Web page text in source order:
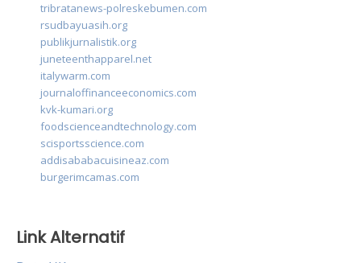
tribratanews-polreskebumen.com
rsudbayuasih.org
publikjurnalistik.org
juneteenthapparel.net
italywarm.com
journaloffinanceeconomics.com
kvk-kumari.org
foodscienceandtechnology.com
scisportsscience.com
addisababacuisineaz.com
burgerimcamas.com
Link Alternatif